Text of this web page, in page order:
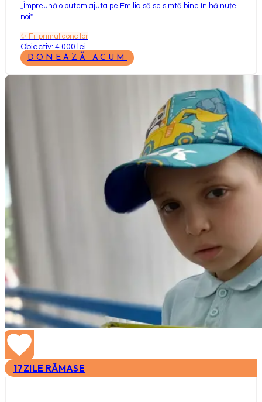
Împreună o putem ajuta pe Emilia să se simtă bine în hăinuțe
noi"
✨ Fii primul donator
Obiectiv: 4.000 lei
DONEAZĂ ACUM
17ZILE RĂMASE